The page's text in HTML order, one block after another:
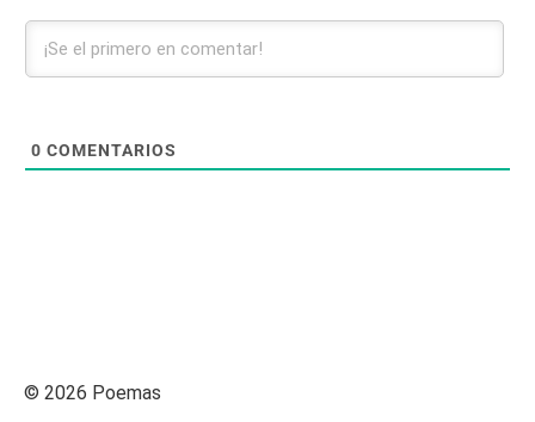
0 COMENTARIOS
© 2026 Poemas